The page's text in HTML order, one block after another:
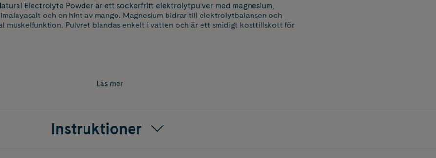
Electrolyte Powder är ett sockerfritt elektrolytpulver med magnesium,
och en hint av mango. Magnesium bidrar till elektrolytbalansen och
muskelfunktion. Pulvret blandas enkelt i vatten och är ett smidigt kosttillskott för
Läs mer
Instruktioner